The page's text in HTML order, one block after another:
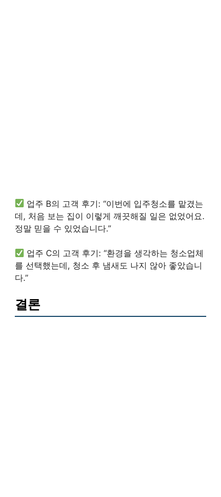
업주 B의 고객 후기: “이번에 입주청소를 맡겼는
데, 처음 보는 집이 이렇게 깨끗해질 일은 없었어요.
정말 믿을 수 있었습니다.”
업주 C의 고객 후기: “환경을 생각하는 청소업체
를 선택했는데, 청소 후 냄새도 나지 않아 좋았습니
다.”
결론